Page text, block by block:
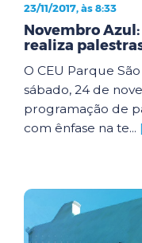
23/11/2017, às 8:33
Novembro Azul:
realiza
O CEU Parque
sábado, 24 de
programação de
com ênfase na te...